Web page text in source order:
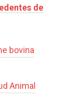
de
bovina
Animal